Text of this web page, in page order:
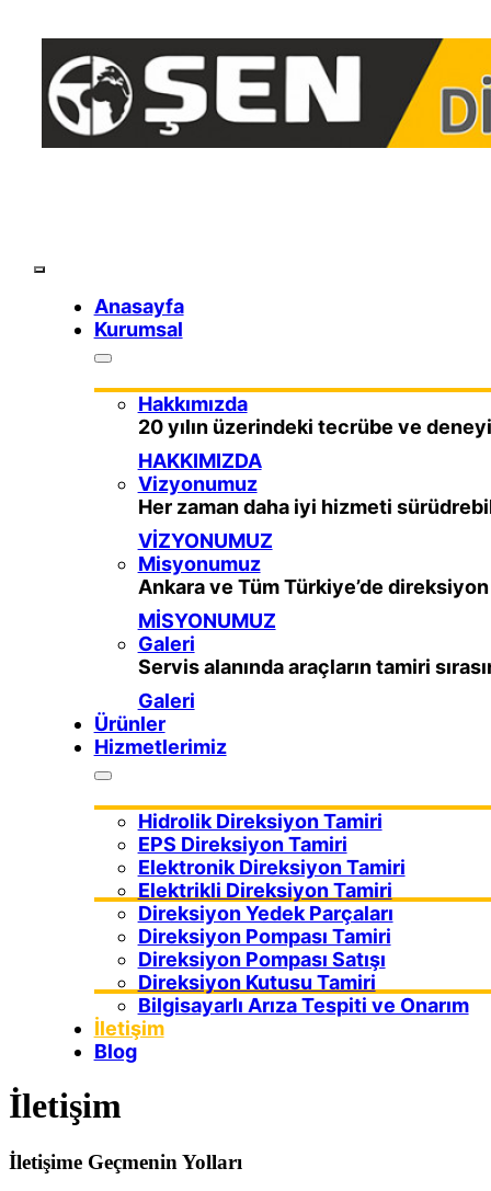
Toggle
Navigation
Anasayfa
Kurumsal
Hakkımızda
20 yılın üzerindeki tecrübe ve
HAKKIMIZDA
Vizyonumuz
Her zaman daha iyi hizmeti
VİZYONUMUZ
Misyonumuz
Ankara ve Tüm Türkiye’de
MİSYONUMUZ
Galeri
Servis alanında araçların tamiri
Galeri
Ürünler
Hizmetlerimiz
Hidrolik Direksiyon Tamiri
EPS Direksiyon Tamiri
Elektronik Direksiyon Tamiri
Elektrikli Direksiyon Tamiri
Direksiyon Yedek Parçaları
Direksiyon Pompası Tamiri
Direksiyon Pompası Satışı
Direksiyon Kutusu Tamiri
Bilgisayarlı Arıza Tespiti ve Onarım
İletişim
Blog
İletişim
İletişime Geçmenin Yolları